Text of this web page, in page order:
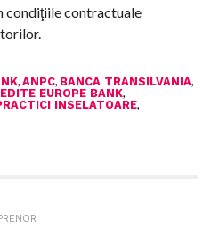
condiţiile contractuale
, ANPC, BANCA TRANSILVANIA,
EUROPE BANK,
INSELATOARE,